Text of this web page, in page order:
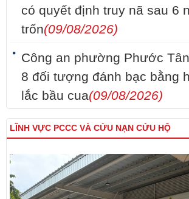
có quyết định truy nã sau 6
trốn(09/08/2026)
Công an phường Phước
8 đối tượng đánh bạc bằng
lắc bầu cua(09/08/2026)
LĨNH VỰC PCCC VÀ CỨU NẠN CỨU HỘ